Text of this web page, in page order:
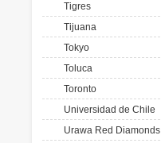
Tigres
Tijuana
Tokyo
Toluca
Toronto
Universidad de Chile
Urawa Red Diamonds